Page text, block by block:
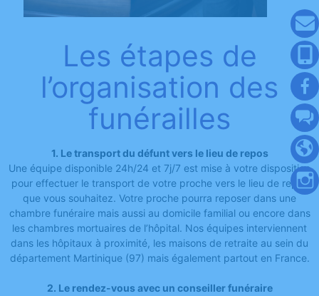
Les étapes de
l’organisation des
funérailles
1. Le transport du défunt vers le lieu de repos
Une équipe disponible 24h/24 et 7j/7 est mise à votre disposition
pour effectuer le transport de votre proche vers le lieu de repos
que vous souhaitez. Votre proche pourra reposer dans une
chambre funéraire mais aussi au domicile familial ou encore dans
les chambres mortuaires de l’hôpital. Nos équipes interviennent
dans les hôpitaux à proximité, les maisons de retraite au sein du
département Martinique (97) mais également partout en France.
2. Le rendez-vous avec un conseiller funéraire